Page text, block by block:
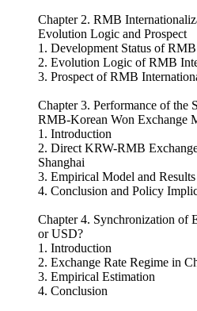
Chapter 2. RMB
Evolution Logic and Prospect
1. Development Status of
2. Evolution Logic of RMB
3. Prospect of RMB
Chapter 3. Performance of the
RMB-Korean Won Exchange
1. Introduction
2. Direct KRW-RMB
Shanghai
3. Empirical Model and Results
4. Conclusion and Policy
Chapter 4. Synchronization of
or USD?
1. Introduction
2. Exchange Rate Regime in
3. Empirical Estimation
4. Conclusion